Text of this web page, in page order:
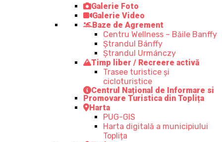
Galerie Foto
Galerie Video
Baze de Agrement
Centru Wellness – Băile Banffy
Ștrandul Bánffy
Ștrandul Urmánczy
Timp liber / Recreere activă
Trasee turistice şi
cicloturistice
Centrul Național de Informare si
Promovare Turistica din Toplița
Harta
PUG-GIS
Harta digitală a municipiului
Toplița